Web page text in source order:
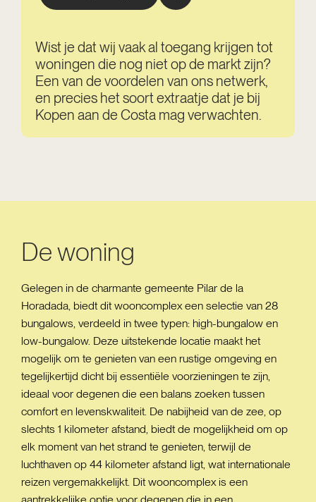
Wist je dat wij vaak al toegang krijgen tot
woningen die nog niet op de markt zijn?
Een van de voordelen van ons netwerk,
en precies het soort extraatje dat je bij
Kopen aan de Costa mag verwachten.
De woning
Gelegen in de charmante gemeente Pilar de la
Horadada, biedt dit wooncomplex een selectie van 28
bungalows, verdeeld in twee typen: high-bungalow en
low-bungalow. Deze uitstekende locatie maakt het
mogelijk om te genieten van een rustige omgeving en
tegelijkertijd dicht bij essentiële voorzieningen te zijn,
ideaal voor degenen die een balans zoeken tussen
comfort en levenskwaliteit. De nabijheid van de zee, op
slechts 1 kilometer afstand, biedt de mogelijkheid om op
elk moment van het strand te genieten, terwijl de
luchthaven op 44 kilometer afstand ligt, wat internationale
reizen vergemakkelijkt. Dit wooncomplex is een